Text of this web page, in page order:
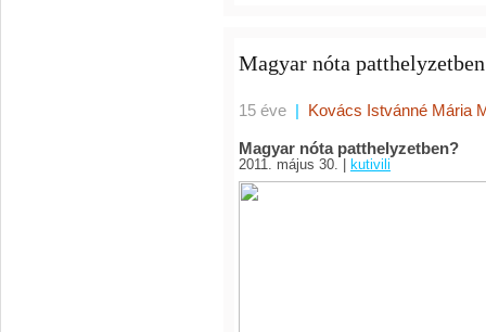
Magyar nóta
15 éve | Kovács Istvánné Mária
Magyar nóta patthelyzetben?
2011. május 30. | kutivili